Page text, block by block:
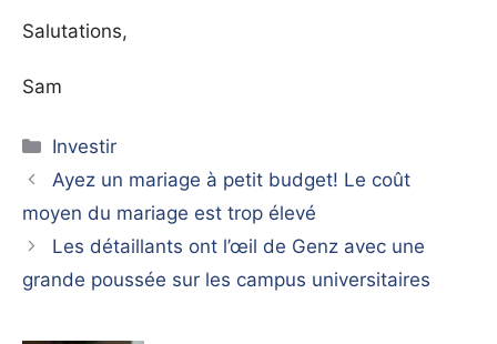
Salutations,
Sam
Catégories
Investir
Ayez un mariage à petit budget! Le coût
moyen du mariage est trop élevé
Les détaillants ont l’œil de Genz avec une
grande poussée sur les campus universitaires